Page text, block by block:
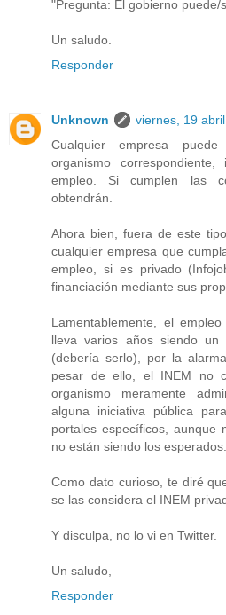
"Pregunta: El gobierno puede/
Un saludo.
Responder
Unknown
viernes, 19
Cualquier empresa
organismo
empleo. Si cumplen las
obtendrán.
Ahora bien, fuera de este
cualquier empresa que
empleo, si es privado
financiación mediante sus
Lamentablemente, el
lleva varios años siendo un
(debería serlo), por la
pesar de ello, el INEM no
organismo meramente
alguna iniciativa pública
portales específicos, aunque
no están siendo los esperados.
Como dato curioso, te diré
se las considera el INEM
Y disculpa, no lo vi en Twitter.
Un saludo,
Responder